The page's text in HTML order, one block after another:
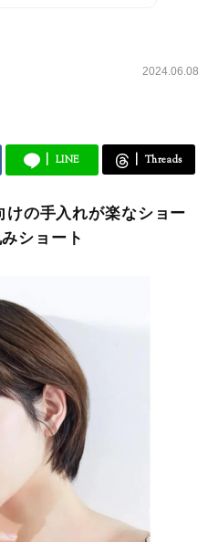
2024.06.08
LINE Threads
けの手入れが楽なショー
ショート